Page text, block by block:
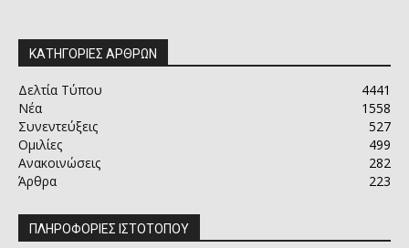
ΚΑΤΗΓΟΡΙΕΣ ΑΡΘΡΩΝ
Δελτία Τύπου
4441
Νέα
1558
Συνεντεύξεις
527
Ομιλίες
499
Ανακοινώσεις
282
Άρθρα
223
ΠΛΗΡΟΦΟΡΙΕΣ ΙΣΤΟΤΟΠΟΥ